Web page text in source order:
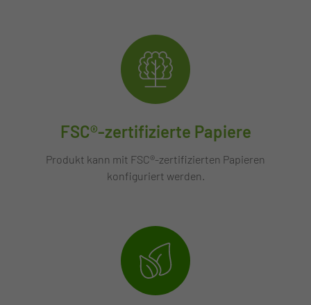
FSC®-zertifizierte Papiere
Produkt kann mit FSC®-zertifizierten Papieren
konfiguriert werden.